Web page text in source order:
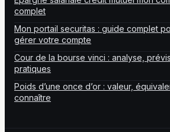
complet
Mon portail securitas : guide complet
gérer votre compte
Cour de la bourse vinci : analyse,
pratiques
Poids d’une once d’or : valeur,
connaître